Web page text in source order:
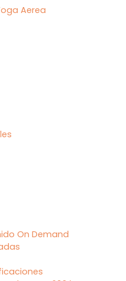
Aerea
On Demand